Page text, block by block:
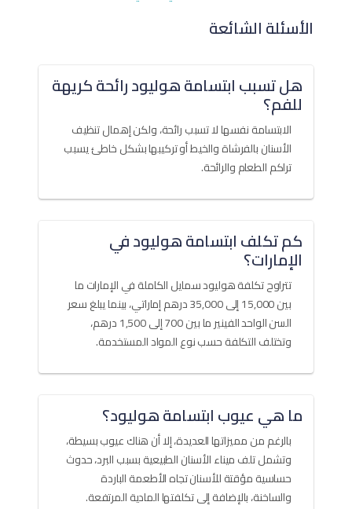
الأسئلة الشائعة
هل تسبب ابتسامة هوليود رائحة كريهة
للفم؟
الابتسامة نفسها لا تسبب رائحة، ولكن إهمال تنظيف
الأسنان بالفرشاة والخيط أو تركيبها بشكل خاطئ يسبب
تراكم الطعام والرائحة.
كم تكلف ابتسامة هوليود في
الإمارات؟
تتراوح تكلفة هوليود سمايل الكاملة في الإمارات ما
بين 15,000 إلى 35,000 درهم إماراتي، بينما يبلغ سعر
السن الواحد الفينير ما بين 700 إلى 1,500 درهم،
وتختلف التكلفة حسب نوع المواد المستخدمة.
ما هي عيوب ابتسامة هوليود؟
بالرغم من مميزاتها العديدة، إلا أن هناك عيوب بسيطة،
وتشمل تلف ميناء الأسنان الطبيعية بسبب البرد، حدوث
حساسية مؤقتة للأسنان تجاه الأطعمة الباردة
والساخنة، بالإضافة إلى تكلفتها المادية المرتفعة.